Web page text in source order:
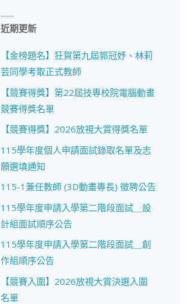
近期更新
【金榜題名】狂賀第九屆郭冠妤、林莉
芸同學考取正式教師
【競賽得獎】第22屆技專校院電腦動畫
競賽得獎名單
【競賽得獎】2026放視大賞得獎名單
115學年度個人申請面試錄取名單及志
願選填通知
115-1兼任教師 (3D動畫專長) 徵聘公告
115學年度申請入學第二階段面試＿設
計組面試順序公告
115學年度申請入學第二階段面試＿創
作組順序公告
【競賽入圍】2026放視大賞決選入圍
名單